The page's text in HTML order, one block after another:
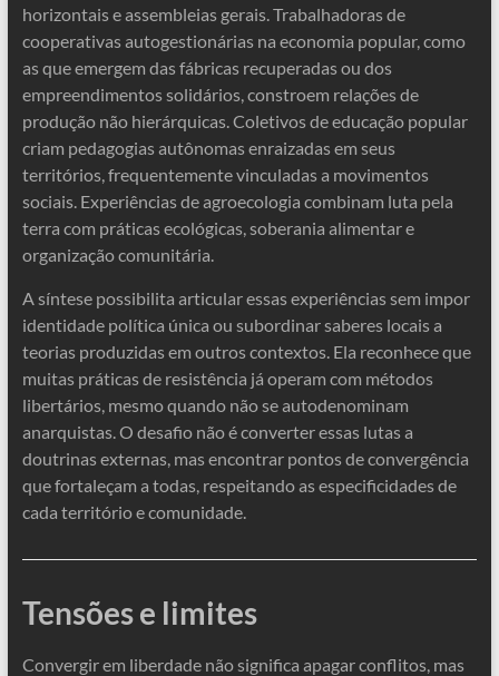
horizontais e assembleias gerais. Trabalhadoras de
cooperativas autogestionárias na economia popular, como
as que emergem das fábricas recuperadas ou dos
empreendimentos solidários, constroem relações de
produção não hierárquicas. Coletivos de educação popular
criam pedagogias autônomas enraizadas em seus
territórios, frequentemente vinculadas a movimentos
sociais. Experiências de agroecologia combinam luta pela
terra com práticas ecológicas, soberania alimentar e
organização comunitária.
A síntese possibilita articular essas experiências sem impor
identidade política única ou subordinar saberes locais a
teorias produzidas em outros contextos. Ela reconhece que
muitas práticas de resistência já operam com métodos
libertários, mesmo quando não se autodenominam
anarquistas. O desafio não é converter essas lutas a
doutrinas externas, mas encontrar pontos de convergência
que fortaleçam a todas, respeitando as especificidades de
cada território e comunidade.
Tensões e limites
Convergir em liberdade não significa apagar conflitos, mas